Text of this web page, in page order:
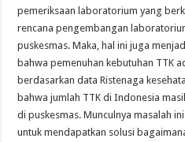
pemeriksaan laboratorium yang
rencana pengembangan
puskesmas. Maka, hal ini juga
bahwa pemenuhan kebutuhan TTK
berdasarkan data Ristenaga
bahwa jumlah TTK di Indonesia
di puskesmas. Munculnya masalah
untuk mendapatkan solusi